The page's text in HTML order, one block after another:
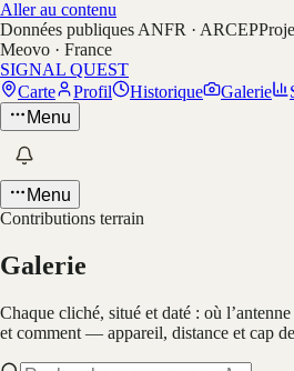
Aller au contenu
Données publiques ANFR · ARCEP
Meovo · France
SIGNAL QUEST
Carte
Profil Historique Galerie
Menu
Menu
Contributions terrain
Galerie
Chaque cliché, situé et daté : où
et comment — appareil, distance et cap